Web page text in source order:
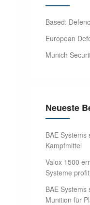
Based:
European
Munich
Neueste
BAE
Kampfmittel
Valox 1500
Systeme
BAE
Munition für